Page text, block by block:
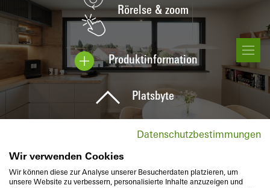
Rörelse & zoom
Produktinformation
Platsbyte
Datenschutzbestimmungen
Wir verwenden Cookies
Wir können diese zur Analyse unserer Besucherdaten platzieren, um
unsere Website zu verbessern, personalisierte Inhalte anzuzeigen und